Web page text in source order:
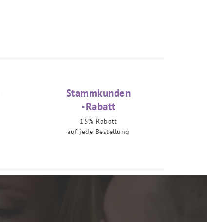
Stammkunden
-Rabatt
15% Rabatt
auf jede Bestellung